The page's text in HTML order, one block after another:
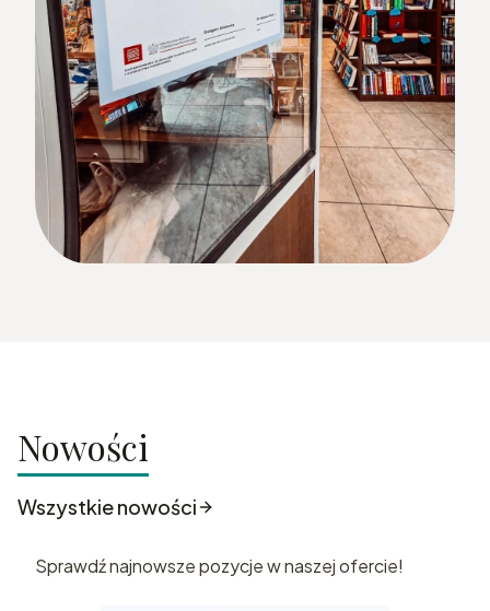
Nowości
Wszystkie nowości
Sprawdź najnowsze pozycje w naszej ofercie!